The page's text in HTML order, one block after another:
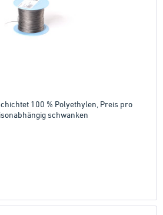
100 % Polyethylen, Preis pro
schwanken